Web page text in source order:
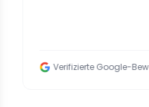
Verifizierte Google-Bewertung